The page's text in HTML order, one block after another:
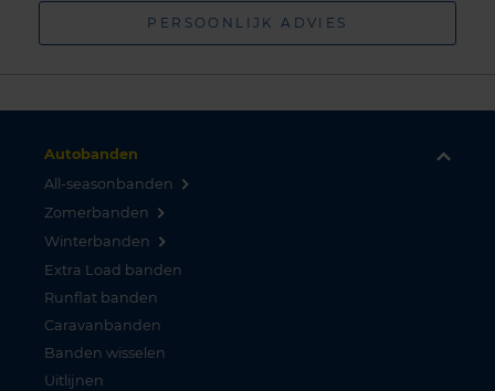
PERSOONLIJK ADVIES
Autobanden
All-seasonbanden
Zomerbanden
Winterbanden
Extra Load banden
Runflat banden
Caravanbanden
Banden wisselen
Uitlijnen